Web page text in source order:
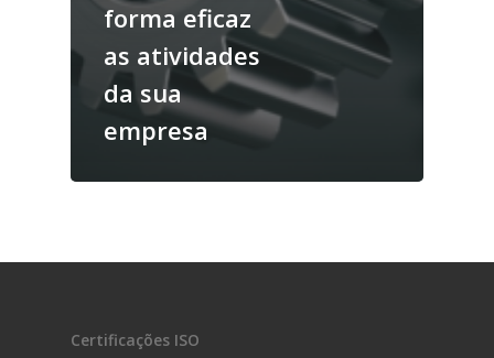
forma eficaz
as atividades
da sua
empresa
Certificações ISO